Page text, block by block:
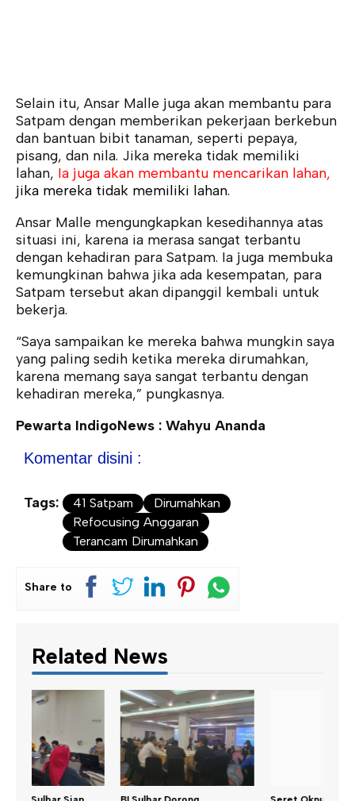
Selain itu, Ansar Malle juga akan membantu para
Satpam dengan memberikan pekerjaan berkebun
dan bantuan bibit tanaman, seperti pepaya,
pisang, dan nila. Jika mereka tidak memiliki
lahan, Ia juga akan membantu mencarikan lahan,
jika mereka tidak memiliki lahan.
Ansar Malle mengungkapkan kesedihannya atas
situasi ini, karena ia merasa sangat terbantu
dengan kehadiran para Satpam. Ia juga membuka
kemungkinan bahwa jika ada kesempatan, para
Satpam tersebut akan dipanggil kembali untuk
bekerja.
“Saya sampaikan ke mereka bahwa mungkin saya
yang paling sedih ketika mereka dirumahkan,
karena memang saya sangat terbantu dengan
kehadiran mereka,” pungkasnya.
Pewarta IndigoNews : Wahyu Ananda
Komentar disini :
Tags: 41 Satpam
Dirumahkan
Refocusing Anggaran
Terancam Dirumahkan
Share to
Related News